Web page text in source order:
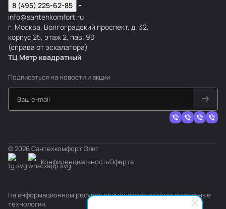
8 (495) 225-62-85
info@santehkomfort.ru
г. Москва, Волгоградский проспект, д. 32,
корпус 25, этаж 2, пав. 90
(справа от эскалатора)
ТЦ Метр квадратный
Подписаться на новости и акции
© 2026 Сантехкомфорт Элит
КонфиденциальностьОферта
На информационном ресурсе применяютсярекомендательные
технологии.